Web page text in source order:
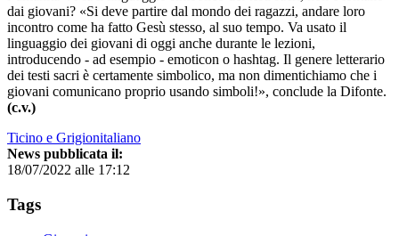
dai giovani? «Si deve partire dal mondo dei ragazzi, andare loro
incontro come ha fatto Gesù stesso, al suo tempo. Va usato il
linguaggio dei giovani di oggi anche durante le lezioni,
introducendo - ad esempio - emoticon o hashtag. Il genere letterario
dei testi sacri è certamente simbolico, ma non dimentichiamo che i
giovani comunicano proprio usando simboli!», conclude la Difonte.
(c.v.)
Ticino e Grigionitaliano
News pubblicata il:
18/07/2022 alle 17:12
Tags